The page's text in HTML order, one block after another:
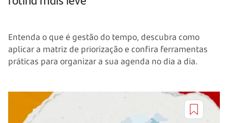
Entenda o que é gestão do tempo, descubra como
aplicar a matriz de priorização e confira ferramentas
práticas para organizar a sua agenda no dia a dia.